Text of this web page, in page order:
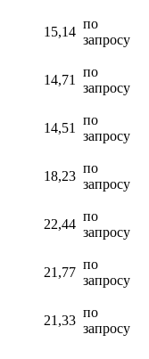
15,14
по
запросу
14,71
по
запросу
14,51
по
запросу
18,23
по
запросу
22,44
по
запросу
21,77
по
запросу
21,33
по
запросу